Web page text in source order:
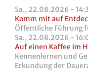
Sa., 22.08.2026 -
Komm mit auf
Öffentliche Führung
Sa., 22.08.2026 -
Auf einen Kaffee im
Kennenlernen und
Erkundung der